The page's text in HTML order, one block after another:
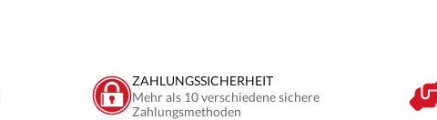
ZAHLUNGSSICHERHEIT
Mehr als 10 verschiedene sichere
Zahlungsmethoden